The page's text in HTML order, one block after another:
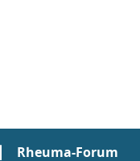
Rheuma-Forum